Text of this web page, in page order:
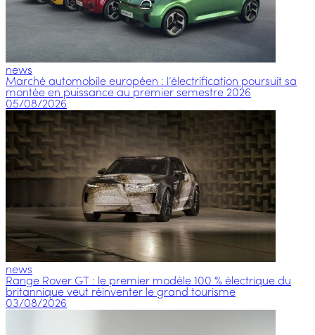
news
Marché automobile européen : l’électrification poursuit sa
montée en puissance au premier semestre 2026
05/08/2026
news
Range Rover GT : le premier modèle 100 % électrique du
britannique veut réinventer le grand tourisme
03/08/2026